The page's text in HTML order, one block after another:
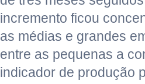
incremento ficou
as médias e grandes
entre as pequenas a
indicador de produção